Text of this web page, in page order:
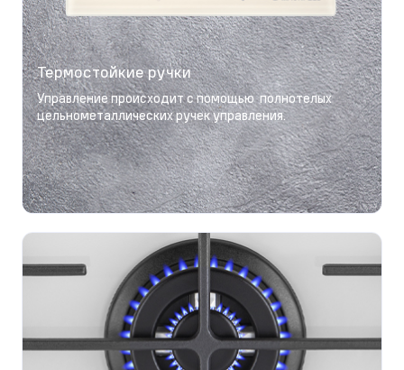
Термостойкие ручки
Управление происходит с помощью полнотелых
цельнометаллических ручек управления.